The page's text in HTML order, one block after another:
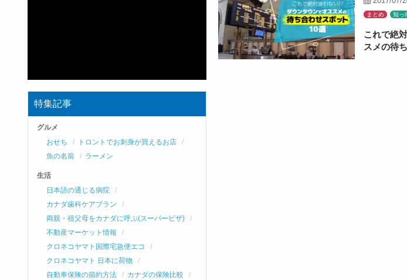
まとめ 知っ
これで絶
スメの待
特集記事
グルメ
おせち
トロントでお刺身が買えるお店
魚の名前
ラーメン
生活
日本語の通じる病院
カナダ歯科ケアプラン
両親・祖父母をカナダに呼ぶ(スーパービザ)
不動産マーケット情報
クロネコヤマト国際宅急便エコ
クロネコヤマト 日本に荷物
自動車保険の節約方法
カナダの保険比較